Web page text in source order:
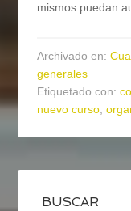
mismos puedan
Archivado en:
generales
Etiquetado con:
nuevo curso,
BUSCAR